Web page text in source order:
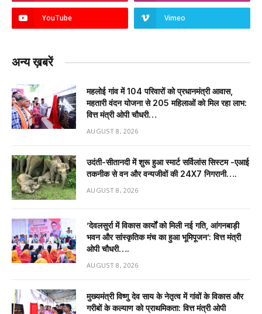
YouTube Vimeo
अन्य ख़बरें
महलोई गांव में 104 परिवारों को प्रधानमंत्री आवास,
महतारी वंदन योजना से 205 महिलाओं को मिल रहा लाभ:
वित्त मंत्री ओपी चौधरी…
AUGUST 8, 2026
उदंती-सीतानदी में शुरू हुआ स्मार्ट सर्विलांस सिस्टम -एआई
तकनीक से वन और वन्यजीवों की 24X7 निगरानी….
AUGUST 8, 2026
’देवलसुर्रा में विकास कार्यों को मिली नई गति, आंगनबाड़ी
भवन और सांस्कृतिक मंच का हुआ भूमिपूजन’: वित्त मंत्री
ओपी चौधरी….
AUGUST 8, 2026
मुख्यमंत्री विष्णु देव साय के नेतृत्व में गांवों के विकास और
गरीबों के कल्याण को प्राथमिकता: वित्त मंत्री ओपी